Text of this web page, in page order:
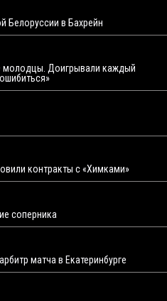
Белоруссии в Бахрейн
молодцы. Доигрывали каждый
контракты с «Химками»
соперника
матча в Екатеринбурге